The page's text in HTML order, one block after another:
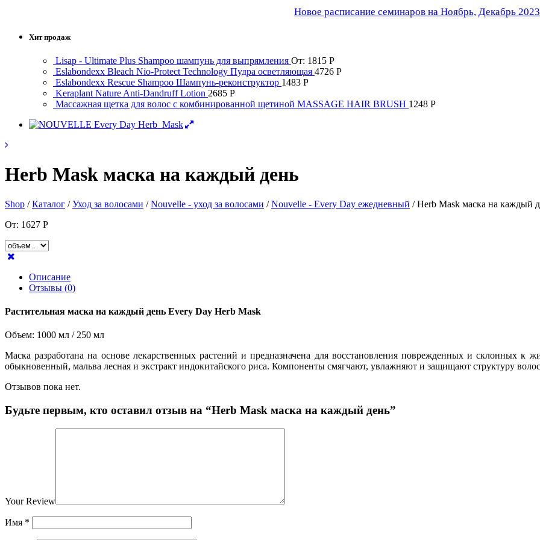
Новое расписание семинаров на Ноябрь, Декабрь 2023
Хит продаж
Lisap - Ultimate Plus Shampoo шампунь для выпрямления От: 1815 Р
Eslabondexx Bleach Nio-Protect Technology Пудра осветляющая 4726 Р
Eslabondexx Rescue Shampoo Шампунь-реконструктор 1483 Р
Keraplant Nature Anti-Dandruff Lotion 2685 Р
Массажная щетка для волос с комбинированной щетиной MASSAGE HAIR BRUSH 1248 Р
Herb Mask маска на каждый день
Shop /Каталог /Уход за волосами /Nouvelle - уход за волосами /Nouvelle - Every Day ежедневный / Herb Mask маска на каждый
От: 1627 Р
Описание
Отзывы (0)
Растительная маска на каждый день Every Day Herb Mask
Объем: 1000 мл / 250 мл
Маска разработана на основе лекарственных растений и предназначена для восстановления поврежденных и склонных к
обыкновенный, мальва лесная и экстракт индокитайского риса. Компоненты смягчают, увлажняют и защищают структуру
Отзывов пока нет.
Будьте первым, кто оставил отзыв на “Herb Mask маска на каждый день”
Your Review
Имя *